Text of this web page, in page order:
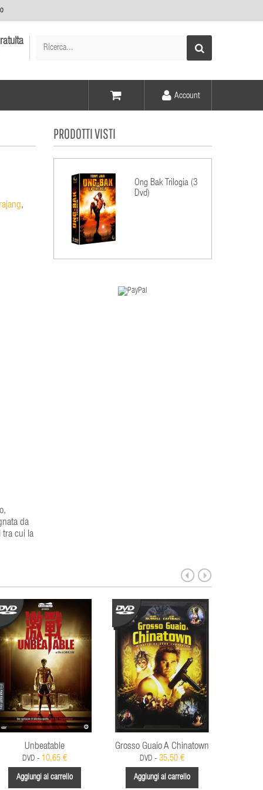
Elementi -
Account
,
da
tra cui la
PRODOTTI VISTI
Ong Bak Trilogia (3
Dvd)
Unbeatable
DVD - 10,65 €
Aggiungi al carrello
Grosso Guaio A Chinatown
DVD - 35,50 €
Aggiungi al carrello